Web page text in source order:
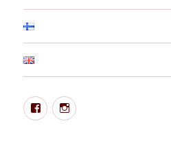
Tampereen
Taido
Instagram